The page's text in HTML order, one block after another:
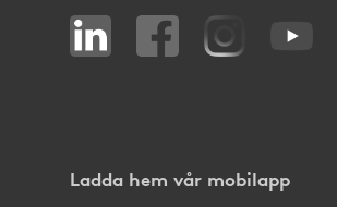
Ladda hem vår mobilapp